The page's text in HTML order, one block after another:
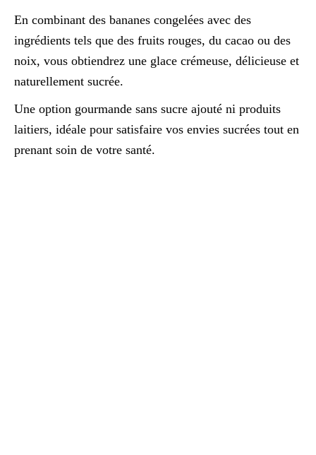
En combinant des bananes congelées avec des
ingrédients tels que des fruits rouges, du cacao ou des
noix, vous obtiendrez une glace crémeuse, délicieuse et
naturellement sucrée.
Une option gourmande sans sucre ajouté ni produits
laitiers, idéale pour satisfaire vos envies sucrées tout en
prenant soin de votre santé.